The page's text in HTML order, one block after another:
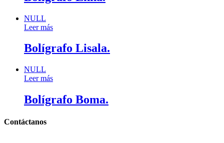
NULL
Leer más
Bolígrafo Lisala.
NULL
Leer más
Bolígrafo Boma.
Contáctanos